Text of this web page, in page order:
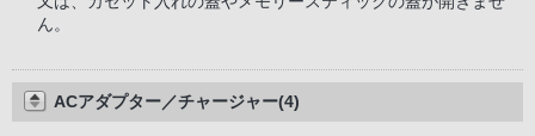
ん。
ACアダプター／チャージャー(4)